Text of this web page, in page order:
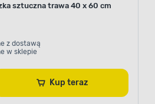
sztuczna trawa 40 x 60 cm
z dostawą
w sklepie
Kup teraz